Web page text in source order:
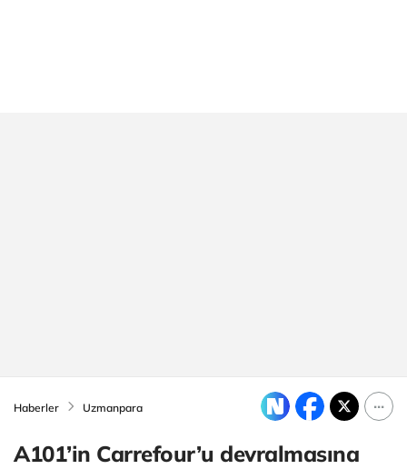
Haberler Uzmanpara
A101’in Carrefour’u devralmasına